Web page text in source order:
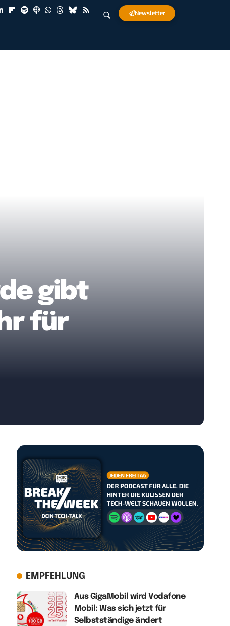
Newsletter
gibt
für
EMPFEHLUNG
Aus GigaMobil wird Vodafone
Mobil: Was sich jetzt für
Selbstständige ändert